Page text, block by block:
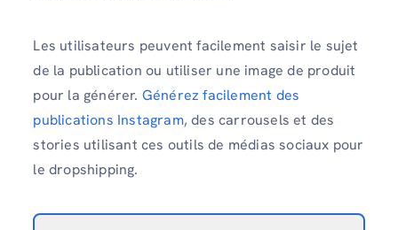
Les utilisateurs peuvent facilement saisir le sujet
de la publication ou utiliser une image de produit
pour la générer. Générez facilement des
publications Instagram, des carrousels et des
stories utilisant ces outils de médias sociaux pour
le dropshipping.